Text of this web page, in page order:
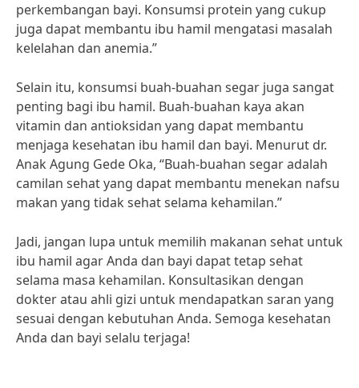
perkembangan bayi. Konsumsi protein yang cukup
juga dapat membantu ibu hamil mengatasi masalah
kelelahan dan anemia.”
Selain itu, konsumsi buah-buahan segar juga sangat
penting bagi ibu hamil. Buah-buahan kaya akan
vitamin dan antioksidan yang dapat membantu
menjaga kesehatan ibu hamil dan bayi. Menurut dr.
Anak Agung Gede Oka, “Buah-buahan segar adalah
camilan sehat yang dapat membantu menekan nafsu
makan yang tidak sehat selama kehamilan.”
Jadi, jangan lupa untuk memilih makanan sehat untuk
ibu hamil agar Anda dan bayi dapat tetap sehat
selama masa kehamilan. Konsultasikan dengan
dokter atau ahli gizi untuk mendapatkan saran yang
sesuai dengan kebutuhan Anda. Semoga kesehatan
Anda dan bayi selalu terjaga!